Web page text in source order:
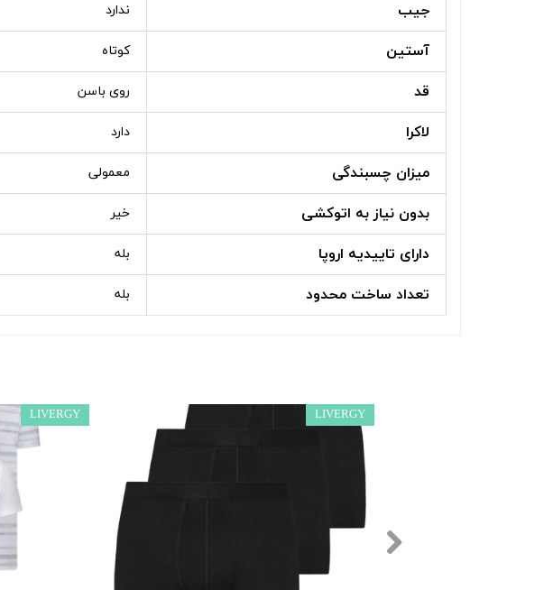
جیب ندارد
آستین کوتاه
قد روی باسن
لاکرا دارد
میزان چسبندگی معمولی
بدون نیاز به اتوکشی خیر
دارای تاییدیه اروپا بله
تعداد ساخت محدود بله
LIVERGY LIVERGY